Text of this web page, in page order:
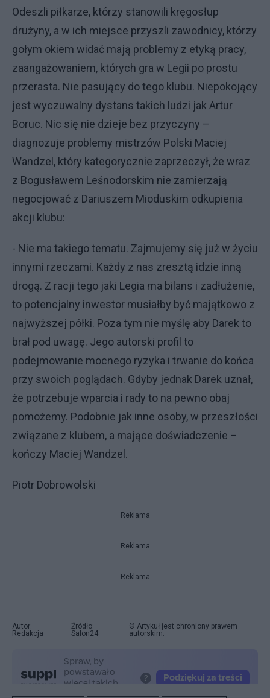
Odeszli piłkarze, którzy stanowili kręgosłup
drużyny, a w ich miejsce przyszli zawodnicy, którzy
gołym okiem widać mają problemy z etyką pracy,
zaangażowaniem, których gra w Legii po prostu
przerasta. Nie pasujący do tego klubu. Niepokojący
jest wyczuwalny dystans takich ludzi jak Artur
Boruc. Nic się nie dzieje bez przyczyny –
diagnozuje problemy mistrzów Polski Maciej
Wandzel, który kategorycznie zaprzeczył, że wraz
z Bogusławem Leśnodorskim nie zamierzają
negocjować z Dariuszem Mioduskim odkupienia
akcji klubu:
- Nie ma takiego tematu. Zajmujemy się już w życiu
innymi rzeczami. Każdy z nas zresztą idzie inną
drogą. Z racji tego jaki Legia ma bilans i zadłużenie,
to potencjalny inwestor musiałby być majątkowo z
najwyższej półki. Poza tym nie myślę aby Darek to
brał pod uwagę. Jego autorski profil to
podejmowanie mocnego ryzyka i trwanie do końca
przy swoich poglądach. Gdyby jednak Darek uznał,
że potrzebuje wparcia i rady to na pewno obaj
pomożemy. Podobnie jak inne osoby, w przeszłości
związane z klubem, a mające doświadczenie –
kończy Maciej Wandzel.
Piotr Dobrowolski
Reklama
Reklama
Reklama
Autor:
Redakcja
Źródło:
Salon24
© Artykuł jest chroniony prawem
autorskim.